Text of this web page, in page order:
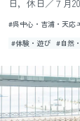
日，休日／７月
#呉中心・吉浦・天応
#体験・遊び #自然